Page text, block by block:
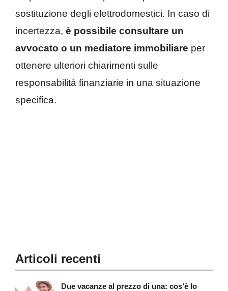
sostituzione degli elettrodomestici. In caso di
incertezza, è possibile consultare un
avvocato o un mediatore immobiliare per
ottenere ulteriori chiarimenti sulle
responsabilità finanziarie in una situazione
specifica.
Articoli recenti
Due vacanze al prezzo di una: cos’è lo